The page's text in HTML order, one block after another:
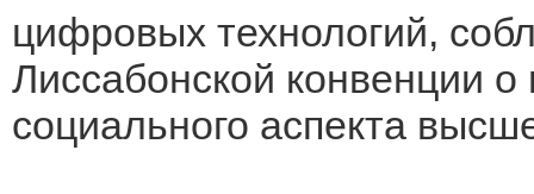
цифровых технологий,
Лиссабонской конвенции
социального аспекта